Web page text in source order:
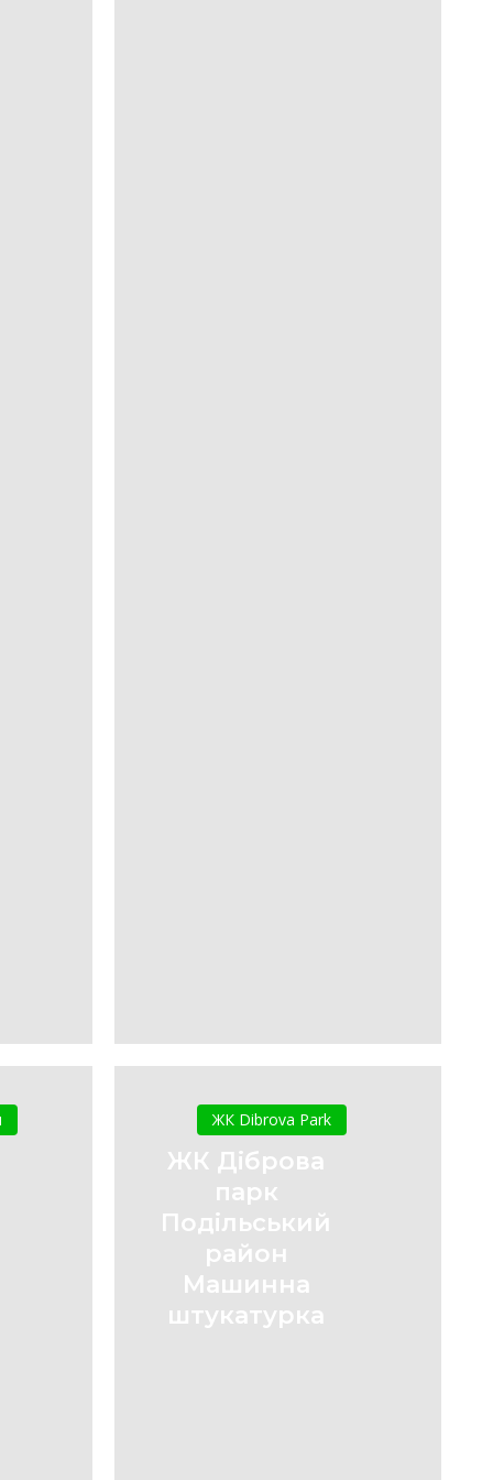
Діброва
парк
Подільський
район
Машинна
штукатурка
ЖК Dibrova Park
ЖК Діброва
парк
Подільський
район
Машинна
штукатурка